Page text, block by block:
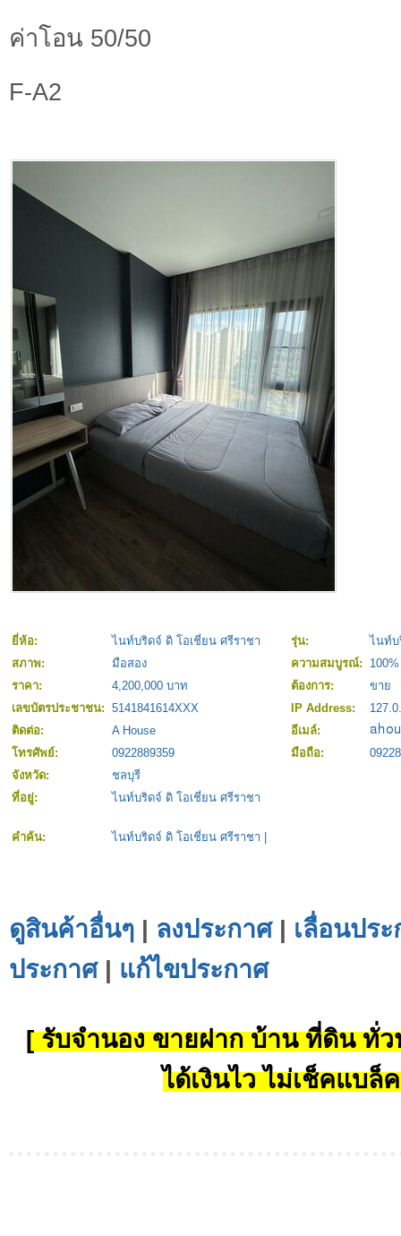
ค่าโอน 50/50
F-A2
ยี่ห้อ: ไนท์บริดจ์ ดิ โอเชี่ยน ศรีราชา รุ่น:
ไนท์บ
สภาพ:
มือสอง ความสมบูรณ์:
100%
ราคา:
4,200,000 บาท ต้องการ:
ขาย
เลขบัตรประชาชน: 5141841614XXX IP Address:
ติดต่อ:
A House
อีเมล์:
โทรศัพย์:
0922889359 มือถือ:
จังหวัด:
ชลบุรี
ที่อยู่:
ไนท์บริดจ์ ดิ โอเชี่ยน ศรีราชา
คำค้น: ไนท์บริดจ์ ดิ โอเชี่ยน ศรีราชา
ดูสินค้าอื่นๆ | ลงประกาศ| เลื่อนปร
ประกาศ| แก้ไขประกาศ
[ รับจำนอง ขายฝาก บ้าน ที่ดิน ทั่ว
ได้เงินไว ไม่เช็คแบล็